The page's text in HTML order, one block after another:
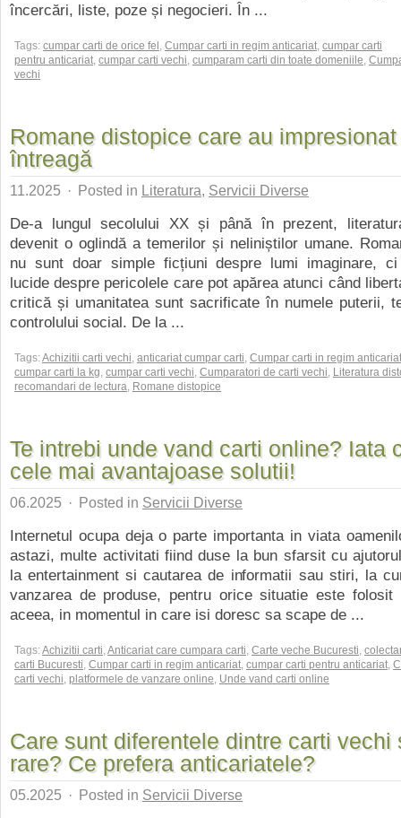
încercări, liste, poze și negocieri. În ...
Tags: cumpar carti de orice fel , Cumpar carti in regim anticariat, cumpar carti
pentru anticariat, cumpar carti vechi, cumparam carti din toate domeniile,
vechi
Romane distopice care au
întreagă
11.2025 · Posted in Literatura, Servicii Diverse
De-a lungul secolului XX și până în prezent,
devenit o oglindă a temerilor și neliniștilor umane.
nu sunt doar simple ficțiuni despre lumi imaginare, ci
lucide despre pericolele care pot apărea atunci când
critică și umanitatea sunt sacrificate în numele puterii,
controlului social. De la ...
Tags:Achizitii carti vechi, anticariat cumpar carti, Cumpar carti in regim anticariat
cumpar carti la kg, cumpar carti vechi, Cumparatori de carti vechi, Literatura
recomandari de lectura, Romane distopice
Te intrebi unde vand carti online? Iata
cele mai avantajoase solutii!
06.2025 · Posted in Servicii Diverse
Internetul ocupa deja o parte importanta in viata
astazi, multe activitati fiind duse la bun sfarsit cu
la entertainment si cautarea de informatii sau stiri, la
vanzarea de produse, pentru orice situatie este folosit
aceea, in momentul in care isi doresc sa scape de ...
Tags:Achizitii carti,Anticariat care cumpara carti, Carte veche Bucuresti,
carti Bucuresti, Cumpar carti in regim anticariat, cumpar carti pentru anticariat,
carti vechi, platformele de vanzare online, Unde vand carti online
Care sunt diferentele dintre carti vechi
rare? Ce prefera anticariatele?
05.2025 · Posted in Servicii Diverse